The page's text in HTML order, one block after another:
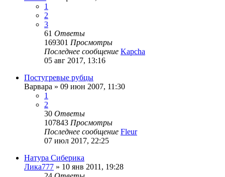
1
2
3
61 Ответы
169301 Просмотры
Последнее сообщение Kapcha
05 авг 2017, 13:16
Постугревые рубцы
Варвара » 09 июн 2007, 11:30
1
2
30 Ответы
107843 Просмотры
Последнее сообщение Fleur
07 июл 2017, 22:25
Натура Сиберика
Лика777 » 10 янв 2011, 19:28